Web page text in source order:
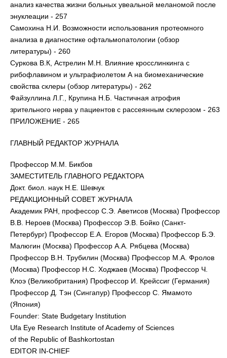
анализ качества жизни больных увеальной меланомой после
энуклеации - 257
Самохина Н.И. Возможности использования протеомного
анализа в диагностике офтальмопатологии (обзор
литературы) - 260
Суркова В.К, Астрелин М.Н. Влияние кросслинкинга с
рибофлавином и ультрафиолетом А на биомеханические
свойства склеры (обзор литературы) - 262
Файзуллина Л.Г., Крупина Н.Б. Частичная атрофия
зрительного нерва у пациентов с рассеянным склерозом - 263
ПРИЛОЖЕНИЕ - 265
ГЛАВНЫЙ РЕДАКТОР ЖУРНАЛА
Профессор М.М. Бикбов
ЗАМЕСТИТЕЛЬ ГЛАВНОГО РЕДАКТОРА
Докт. биол. наук Н.Е. Шевчук
РЕДАКЦИОННЫЙ СОВЕТ ЖУРНАЛА
Академик РАН, профессор С.Э. Аветисов (Москва) Профессор
В.В. Нероев (Москва) Профессор Э.В. Бойко (Санкт-
Петербург) Профессор Е.А. Егоров (Москва) Профессор Б.Э.
Малюгин (Москва) Профессор А.А. Рябцева (Москва)
Профессор В.Н. Трубилин (Москва) Профессор М.А. Фролов
(Москва) Профессор Н.С. Ходжаев (Москва) Профессор Ч.
Клоэ (Великобритания) Профессор И. Крейссиг (Германия)
Профессор Д. Тэн (Сингапур) Профессор С. Ямамото
(Япония)
Founder: State Budgetary Institution
Ufa Eye Research Institute of Academy of Sciences
of the Republic of Bashkortostan
EDITOR IN-CHIEF